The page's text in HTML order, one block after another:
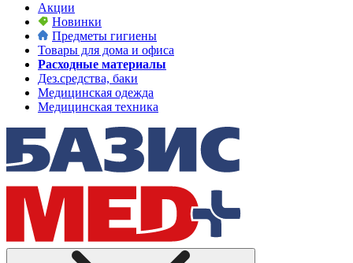
Акции
Новинки
Предметы гигиены
Товары для дома и офиса
Расходные материалы
Дез.средства, баки
Медицинская одежда
Медицинская техника